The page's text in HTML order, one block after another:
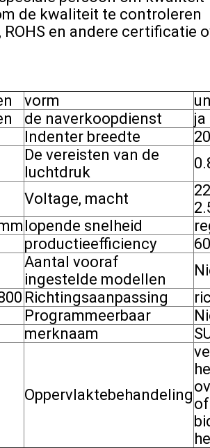
de kwaliteit te controleren
ROHS en andere certificatie
vorm
de naverkoopdienst
ja
Indenter breedte
De vereisten van de
luchtdruk
Voltage, macht
lopende snelheid
productieefficiency
Aantal vooraf
ingestelde modellen
Richtingsaanpassing
Programmeerbaar
merknaam
Oppervlaktebehandeling
of